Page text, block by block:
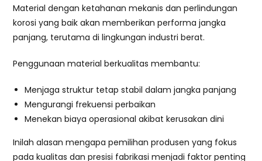
Material dengan ketahanan mekanis dan perlindungan
korosi yang baik akan memberikan performa jangka
panjang, terutama di lingkungan industri berat.
Penggunaan material berkualitas membantu:
Menjaga struktur tetap stabil dalam jangka panjang
Mengurangi frekuensi perbaikan
Menekan biaya operasional akibat kerusakan dini
Inilah alasan mengapa pemilihan produsen yang fokus
pada kualitas dan presisi fabrikasi menjadi faktor penting